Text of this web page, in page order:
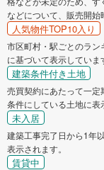
などについて、販売開始
人気物件TOP10入り
市区町村・駅ごとのラ
に基づいて表示していま
建築条件付き土地
売買契約にあたって一
条件にしている土地に表
未入居
建築工事完了日から1年
表示されます。
賃貸中